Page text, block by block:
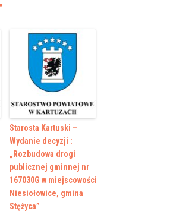
Starosta Kartuski –
Wydanie decyzji :
„Rozbudowa drogi
publicznej gminnej nr
167030G w miejscowości
Niesiołowice, gmina
Stężyca”